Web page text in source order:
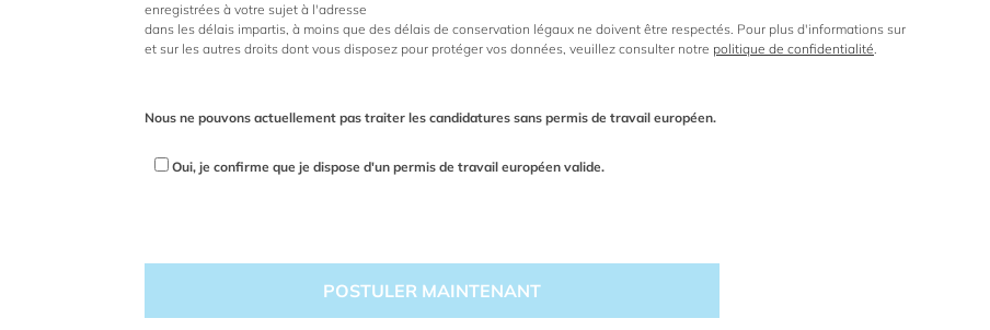
enregistrées à votre sujet à l'adresse
dans les délais impartis, à moins que des délais de conservation légaux ne doivent être respectés. Pour plus d'informations sur
et sur les autres droits dont vous disposez pour protéger vos données, veuillez consulter notre politique de confidentialité.
Nous ne pouvons actuellement pas traiter les candidatures sans permis de travail européen.
Oui, je confirme que je dispose d'un permis de travail européen valide.